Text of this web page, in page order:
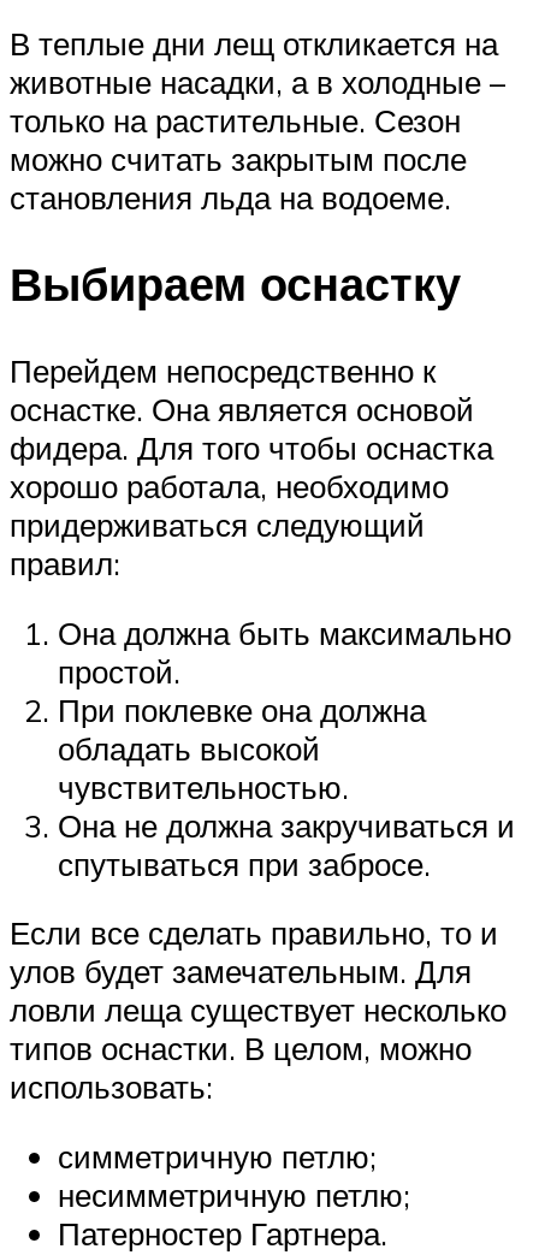
В теплые дни лещ откликается на
животные насадки, а в холодные –
только на растительные. Сезон
можно считать закрытым после
становления льда на водоеме.
Выбираем оснастку
Перейдем непосредственно к
оснастке. Она является основой
фидера. Для того чтобы оснастка
хорошо работала, необходимо
придерживаться следующий
правил:
Она должна быть максимально
простой.
При поклевке она должна
обладать высокой
чувствительностью.
Она не должна закручиваться и
спутываться при забросе.
Если все сделать правильно, то и
улов будет замечательным. Для
ловли леща существует несколько
типов оснастки. В целом, можно
использовать:
симметричную петлю;
несимметричную петлю;
Патерностер Гартнера.